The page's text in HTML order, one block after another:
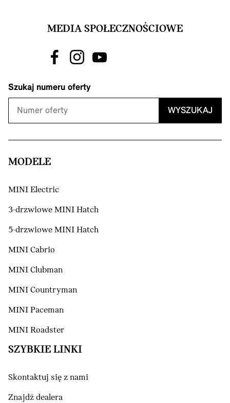
MEDIA SPOŁECZNOŚCIOWE
Szukaj numeru oferty
WYSZUKAJ
MODELE
MINI Electric
3-drzwiowe MINI Hatch
5-drzwiowe MINI Hatch
MINI Cabrio
MINI Clubman
MINI Countryman
MINI Paceman
MINI Roadster
SZYBKIE LINKI
Skontaktuj się z nami
Znajdź dealera